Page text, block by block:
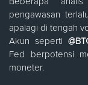
pengawasan
apalagi di tengah
Akun seperti
Fed berpotensi
moneter.